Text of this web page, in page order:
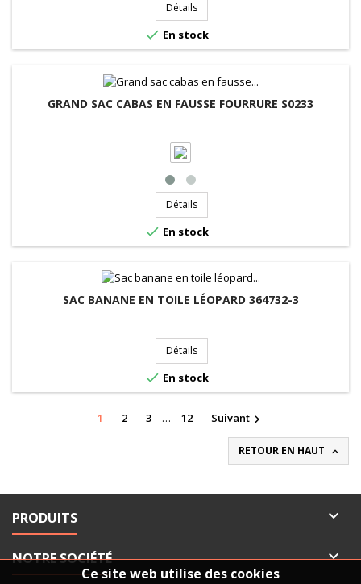
Détails
 En stock
GRAND SAC CABAS EN FAUSSE FOURRURE S0233
Détails
 En stock
SAC BANANE EN TOILE LÉOPARD 364732-3
Détails
 En stock
1 2 3 … 12 Suivant
RETOUR EN HAUT 
PRODUITS 
NOTRE SOCIÉTÉ 
Ce site web utilise des cookies